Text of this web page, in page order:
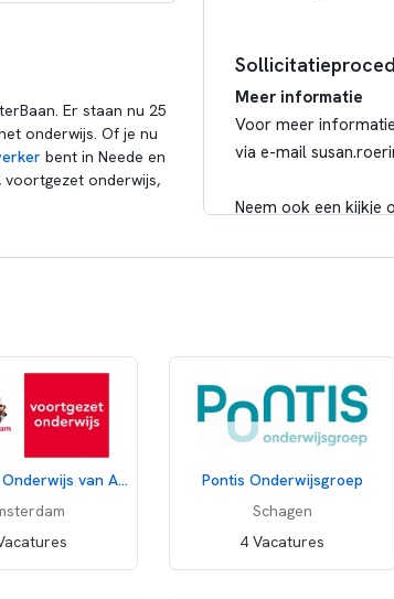
Er staan nu 25
onderwijs. Of je nu
bent in Neede en
voortgezet onderwijs,
Voortgezet Onderwijs van Amsterdam
Pontis Onderwijsgroep
Schagen
4 Vacatures
Meer informatie
Voor meer
via e-mail
Neem ook een kijkje
Jouw sollicitatie
Solliciteer nu en
Acquisitie naar